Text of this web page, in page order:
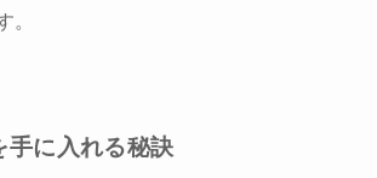
。
手に入れる秘訣